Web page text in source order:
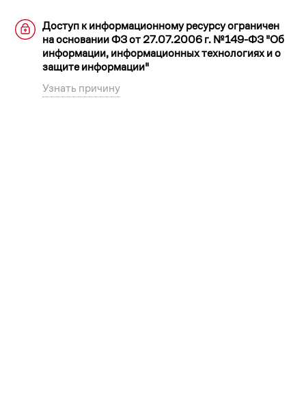
Доступ к информационному ресурсу ограничен
на основании ФЗ от 27.07.2006 г. №149-ФЗ "Об
информации, информационных технологиях и о
защите информации"
Узнать причину